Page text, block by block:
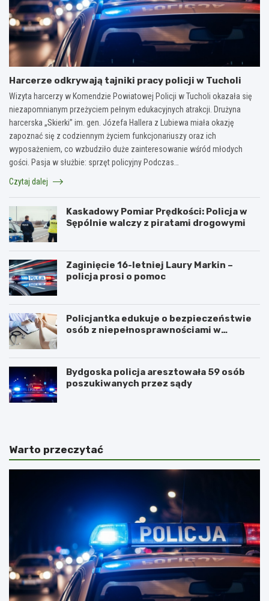
Harcerze odkrywają tajniki pracy policji w Tucholi
Wizyta harcerzy w Komendzie Powiatowej Policji w Tucholi okazała się
niezapomnianym przeżyciem pełnym edukacyjnych atrakcji. Drużyna
harcerska „Skierki” im. gen. Józefa Hallera z Lubiewa miała okazję
zapoznać się z codziennym życiem funkcjonariuszy oraz ich
wyposażeniem, co wzbudziło duże zainteresowanie wśród młodych
gości. Pasja w służbie: sprzęt policyjny Podczas…
Czytaj dalej
Kaskadowy Pomiar Prędkości: Policja w
Sępólnie walczy z piratami drogowymi
Zaginięcie 16-letniej Laury Markin –
policja prosi o pomoc
Policjantka edukuje o bezpieczeństwie
osób z niepełnosprawnościami w
Bydgoska policja aresztowała 59 osób
poszukiwanych przez sądy
Warto przeczytać